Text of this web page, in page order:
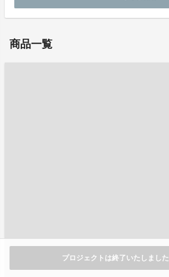
プロジェクトは終了いたしました
商品一覧